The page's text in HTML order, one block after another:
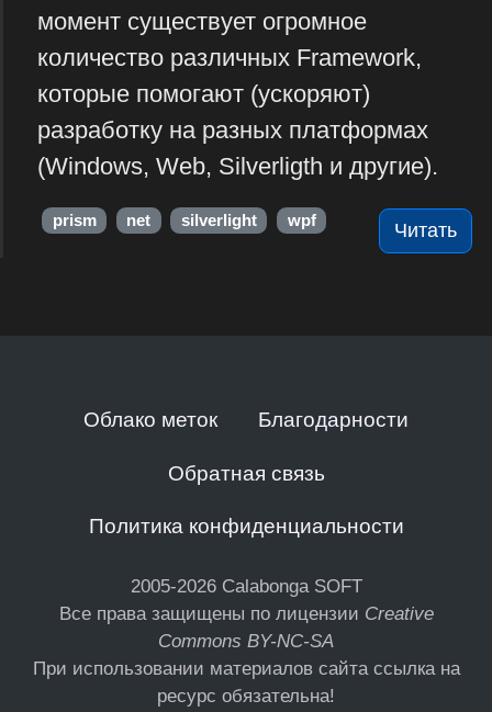
момент существует огромное
количество различных Framework,
которые помогают (ускоряют)
разработку на разных платформах
(Windows, Web, Silverligth и другие).
Читать
prism net silverlight wpf
Облако меток Благодарности
Обратная связь
Политика конфиденциальности
2005-2026 Calabonga SOFT
Все права защищены по лицензии Creative
Commons BY-NC-SA
При использовании материалов сайта ссылка на
ресурс обязательна!